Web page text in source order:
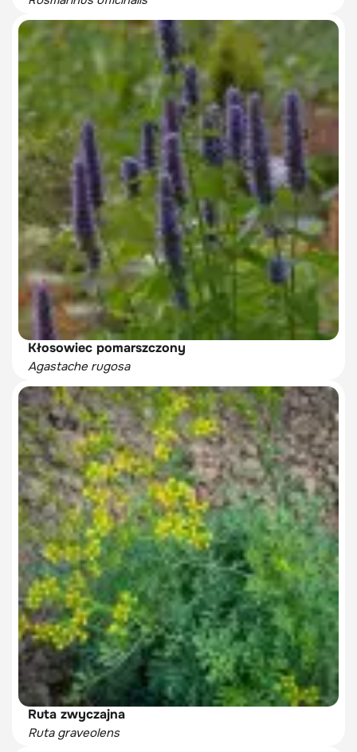
Kłosowiec pomarszczony
Agastache rugosa
Ruta zwyczajna
Ruta graveolens